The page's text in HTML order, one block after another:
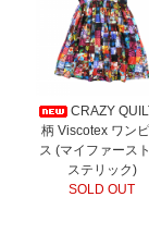
CRAZY
柄 Viscotex ワン
ス (マイファース
ステリック)
SOLD OUT